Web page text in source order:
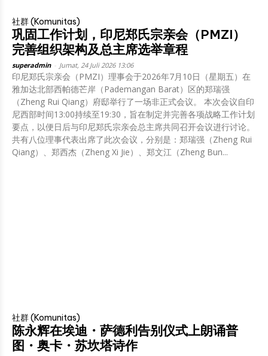
社群 (Komunitas)
巩固工作计划，印尼郑氏宗亲会（PMZI）
完善组织架构及总主席选举章程
superadmin Jumat, 24 Juli 2026 13:06
印尼郑氏宗亲会（PMZI）理事会于2026年7月10日（星期五）在
雅加达北部西帕德芒岸（Pademangan Barat）区的郑瑞强
（Zheng Rui Qiang）府邸举行了一场非正式会议。 本次会议自印
尼西部时间13:00持续至19:30，旨在制定并完善各项战略工作计划
要点，以便日后与印尼郑氏宗亲会总主席共同召开会议进行讨论。
共有八位理事代表出席了此次会议，分别是：郑瑞强（Zheng Rui
Qiang）、郑西杰（Zheng Xi Jie）、郑文江（Zheng Bun...
社群 (Komunitas)
陈永辉在埃迪・萨德利告别仪式上朗诵普
图・奥卡・苏坎塔诗作